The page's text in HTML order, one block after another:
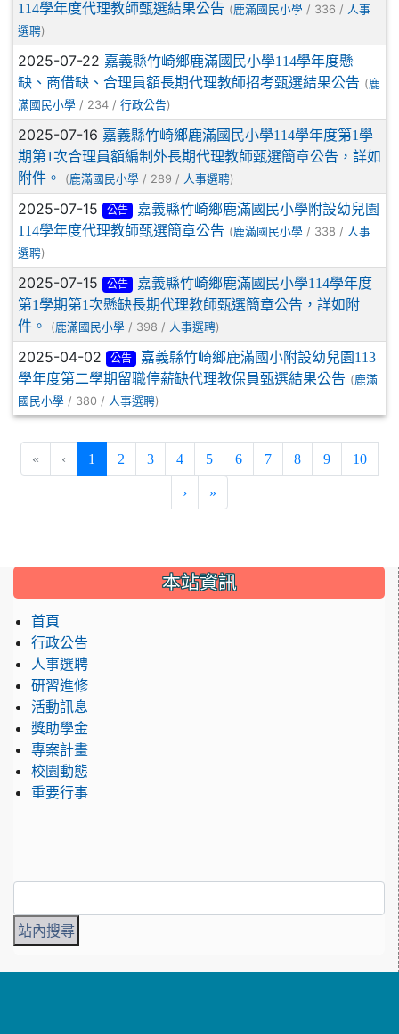
114學年度代理教師甄選結果公告 (鹿滿國民小學 / 336 / 人事
選聘)
2025-07-22 嘉義縣竹崎鄉鹿滿國民小學114學年度懸
缺、商借缺、合理員額長期代理教師招考甄選結果公告 (鹿
滿國民小學 / 234 / 行政公告)
2025-07-16 嘉義縣竹崎鄉鹿滿國民小學114學年度第1學
期第1次合理員額編制外長期代理教師甄選簡章公告，詳如
附件。
(鹿滿國民小學 / 289 / 人事選聘)
2025-07-15 公告
嘉義縣竹崎鄉鹿滿國民小學附設幼兒園
114學年度代理教師甄選簡章公告 (鹿滿國民小學 / 338 / 人事
選聘)
2025-07-15 公告
嘉義縣竹崎鄉鹿滿國民小學114學年度
第1學期第1次懸缺長期代理教師甄選簡章公告，詳如附
件。
(鹿滿國民小學 / 398 / 人事選聘)
2025-04-02 公告
嘉義縣竹崎鄉鹿滿國小附設幼兒園113
學年度第二學期留職停薪缺代理教保員甄選結果公告 (鹿滿
國民小學 / 380 / 人事選聘)
« ‹ 1 (current)
2 3 4 5 6 7 8 9 10
› »
::: 本站資訊
首頁
行政公告
人事選聘
研習進修
活動訊息
獎助學金
專案計畫
校園動態
重要行事